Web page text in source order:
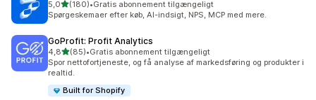
5,0ud af 5 stjerner
(180)
180 anmeldelser i alt
•Gratis abonnement tilgængeligt
Spørgeskemaer efter køb, AI-indsigt, NPS, MCP med mere.
GoProfit: Profit Analytics
4,8ud af 5 stjerner
(85)
85 anmeldelser i alt
•Gratis abonnement tilgængeligt
Spor nettofortjeneste, og få analyse af markedsføring og produkter i
realtid.
Built for Shopify